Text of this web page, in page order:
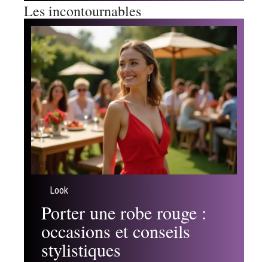
Les incontournables
Look
Porter une robe rouge :
occasions et conseils
stylistiques